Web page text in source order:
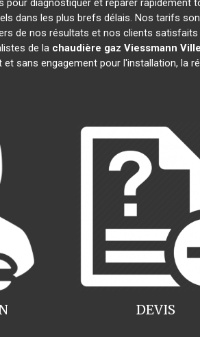
diagnostiquer et réparer rapidement
dans les plus brefs délais. Nos tarifs
de nos résultats et nos clients
de la chaudière gaz Viessmann
sans engagement pour l'installation, la
DEVIS